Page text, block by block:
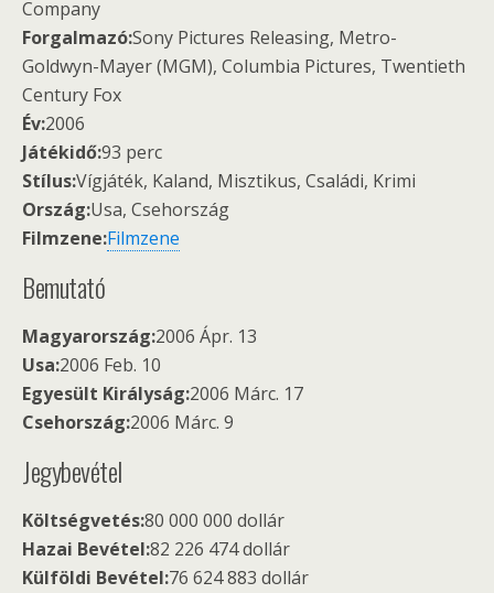
Company
Forgalmazó:Sony Pictures Releasing, Metro-
Goldwyn-Mayer (MGM), Columbia Pictures, Twentieth
Century Fox
Év:2006
Játékidő:93 perc
Stílus:Vígjáték, Kaland, Misztikus, Családi, Krimi
Ország:Usa, Csehország
Filmzene:Filmzene
Bemutató
Magyarország:2006 Ápr. 13
Usa:2006 Feb. 10
Egyesült Királyság:2006 Márc. 17
Csehország:2006 Márc. 9
Jegybevétel
Költségvetés:80 000 000 dollár
Hazai Bevétel:82 226 474 dollár
Külföldi Bevétel:76 624 883 dollár